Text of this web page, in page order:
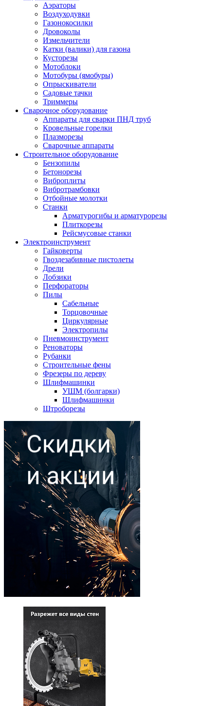
Аэраторы
Воздуходувки
Газонокосилки
Дровоколы
Измельчители
Катки (валики) для газона
Кусторезы
Мотоблоки
Мотобуры (ямобуры)
Опрыскиватели
Садовые тачки
Триммеры
Сварочное оборудование
Аппараты для сварки ПНД труб
Кровельные горелки
Плазморезы
Сварочные аппараты
Строительное оборудование
Бензопилы
Бетонорезы
Виброплиты
Вибротрамбовки
Отбойные молотки
Станки
Арматурогибы и арматурорезы
Плиткорезы
Рейсмусовые станки
Электроинструмент
Гайковерты
Гвоздезабивные пистолеты
Дрели
Лобзики
Перфораторы
Пилы
Сабельные
Торцовочные
Циркулярные
Электропилы
Пневмоинструмент
Реноваторы
Рубанки
Строительные фены
Фрезеры по дереву
Шлифмашинки
УШМ (болгарки)
Шлифмашинки
Штроборезы